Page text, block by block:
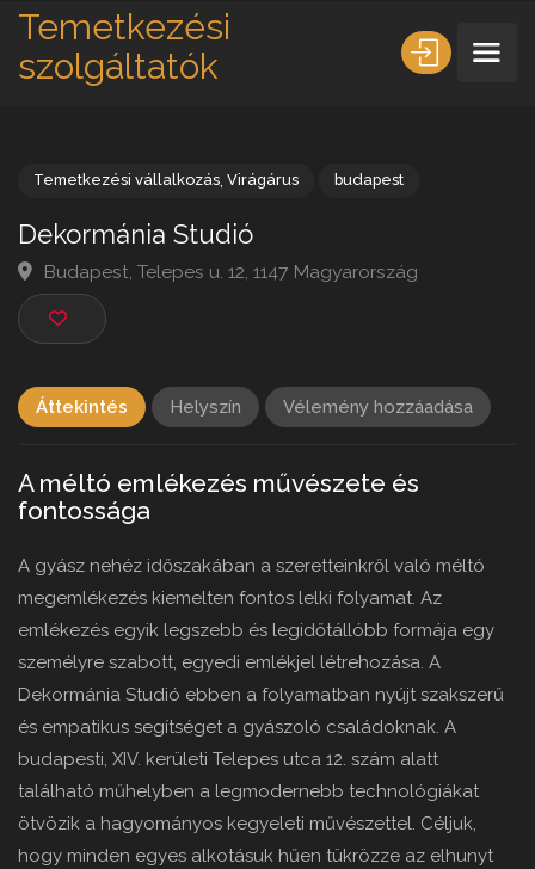
Temetkezési
szolgáltatók
Dekormánia Studió
Budapest, Telepes u. 12, 1147 Magyarország
Áttekintés Helyszín Vélemény hozzáadása
A méltó emlékezés művészete és
fontossága
A gyász nehéz időszakában a szeretteinkről való méltó
megemlékezés kiemelten fontos lelki folyamat. Az
emlékezés egyik legszebb és legidőtállóbb formája egy
személyre szabott, egyedi emlékjel létrehozása. A
Dekormánia Studió ebben a folyamatban nyújt szakszerű
és empatikus segítséget a gyászoló családoknak. A
budapesti, XIV. kerületi Telepes utca 12. szám alatt
található műhelyben a legmodernebb technológiákat
ötvözik a hagyományos kegyeleti művészettel. Céljuk,
hogy minden egyes alkotásuk hűen tükrözze az elhunyt